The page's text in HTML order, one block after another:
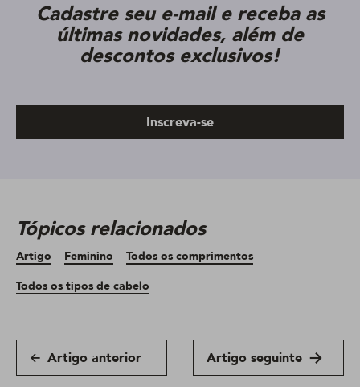
Cadastre seu e-mail e receba as
últimas novidades, além de
descontos exclusivos!
Inscreva-se
Tópicos relacionados
Artigo Feminino
Todos os comprimentos
Todos os tipos de cabelo
Artigo anterior Artigo seguinte